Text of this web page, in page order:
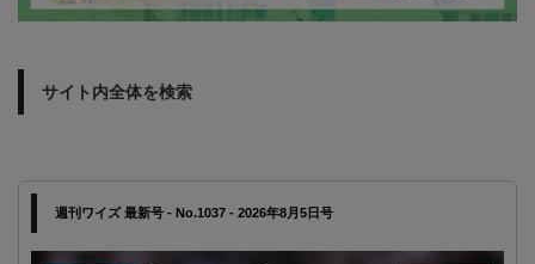
サイト内全体を検索
週刊ワイズ 最新号 - No.1037 - 2026年8月5日号